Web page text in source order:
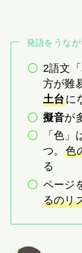
発語をうな
2語文
方が難
土台に
擬音が
「色
つ。色
る
ページ
るのリ